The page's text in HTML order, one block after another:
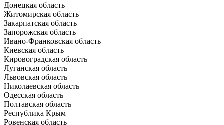
Донецкая область
Житомирская область
Закарпатская область
Запорожская область
Ивано-Франковская область
Киевская область
Кировоградская область
Луганская область
Львовская область
Николаевская область
Одесская область
Полтавская область
Республика Крым
Ровенская область